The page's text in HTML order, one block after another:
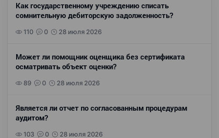
Как государственному учреждению списать
сомнительную дебиторскую задолженность?
110 0 28 июля 2026
Может ли помощник оценщика без сертификата
осматривать объект оценки?
89 0 28 июля 2026
Является ли отчет по согласованным процедурам
аудитом?
103 0 28 июля 2026